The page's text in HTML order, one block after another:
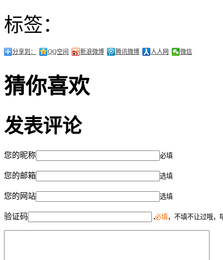
标签：
分享到： QQ空间 新浪微博 腾讯微博 人人网 微信
猜你喜欢
发表评论
您的昵称 必填
您的邮箱 选填
您的网站 选填
验证码 必填，不填不让过哦，